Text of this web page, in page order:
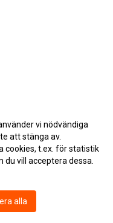
vi nödvändiga
att stänga av.
cookies, t.ex. för statistik
du vill acceptera dessa.
alla